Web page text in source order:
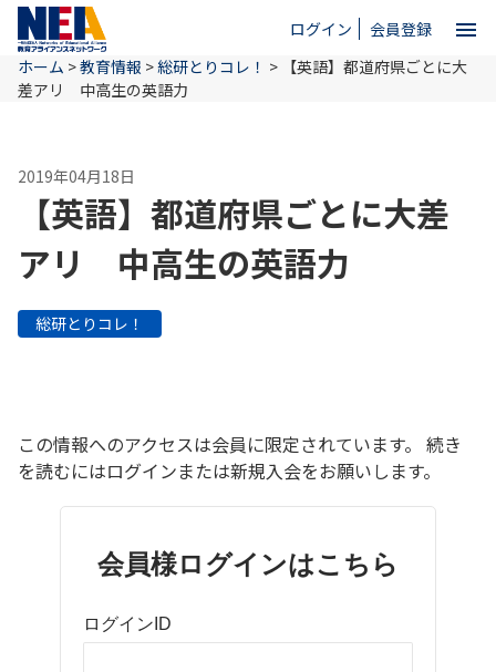
ログイン 会員登録 menu
ホーム
NEAとは
教育情報
ホーム >教育情報 >総研とりコレ！ > 【英語】都道府県ごとに大
差アリ 中高生の英語力
2019年04月18日
【英語】都道府県ごとに大差
アリ 中高生の英語力
総研とりコレ！
この情報へのアクセスは会員に限定されています。 続き
を読むにはログインまたは新規入会をお願いします。
会員様ログインはこちら
ログインID